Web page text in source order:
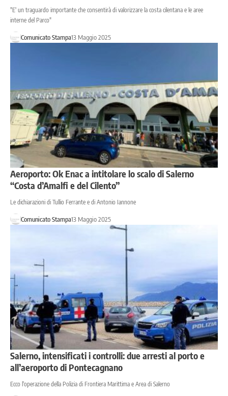
"E' un traguardo importante che consentirà di valorizzare la costa cilentana e le aree
interne del Parco"
Comunicato Stampa13 Maggio 2025
Aeroporto: Ok Enac a intitolare lo scalo di Salerno
“Costa d’Amalfi e del Cilento”
Le dichiarazioni di Tullio Ferrante e di Antonio Iannone
Comunicato Stampa13 Maggio 2025
Salerno, intensificati i controlli: due arresti al porto e
all’aeroporto di Pontecagnano
Ecco l'operazione della Polizia di Frontiera Marittima e Area di Salerno